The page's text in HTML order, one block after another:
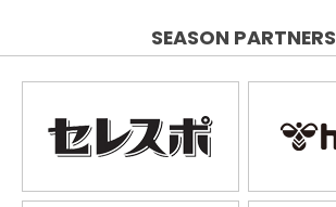
SEASON PARTNERS